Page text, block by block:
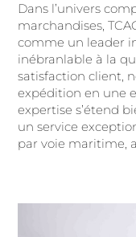
Dans l’univers
marchandises,
comme un leader
inébranlable à la
satisfaction client,
expédition en une
expertise s’étend
un service
par voie maritime,